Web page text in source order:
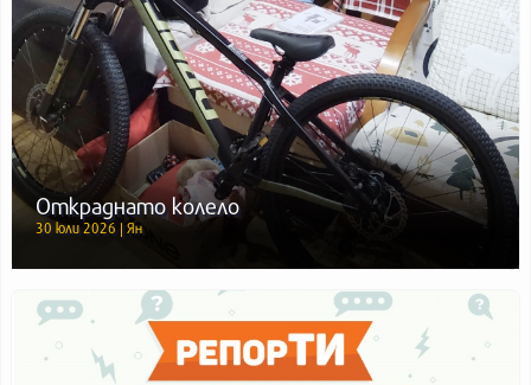
Откраднато колело
30 юли 2026 | Ян